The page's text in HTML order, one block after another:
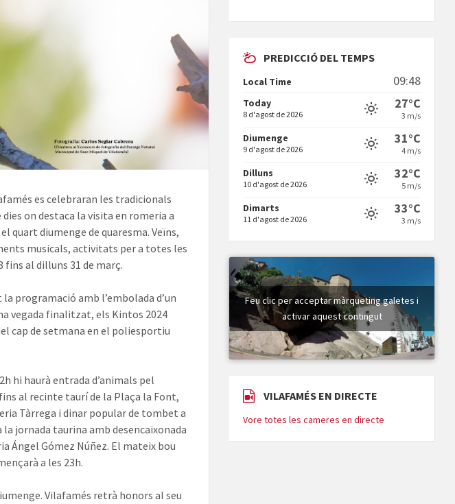
es celebraran les tradicionals
on destaca la visita en romeria a
quart diumenge de quaresma. Veïns,
musicals, activitats per a totes les
fins al dilluns 31 de març.
programació amb l’embolada d’un
vegada finalitzat, els Kintos 2024
cap de setmana en el poliesportiu
hi haurà entrada d’animals pel
al recinte taurí de la Plaça la Font,
Tàrrega i dinar popular de tombet a
jornada taurina amb desencaixonada
Ángel Gómez Núñez. El mateix bou
a les 23h.
Vilafamés retrà honors al seu
mare&quot;, d'Emma Zafon
Vermuts a la Font. Hit parit
PREDICCIÓ DEL TEMPS
Local Time 09:48
Today
8 d'agost de 2026
27°C
3 m/s
Diumenge
9 d'agost de 2026
31°C
4 m/s
Dilluns
10 d'agost de 2026
32°C
5 m/s
Dimarts
11 d'agost de 2026
33°C
3 m/s
Feu clic per acceptar màrqueting galetes i
activar aquest contingut
VILAFAMÉS EN DIRECTE
Vore totes les cameres en directe